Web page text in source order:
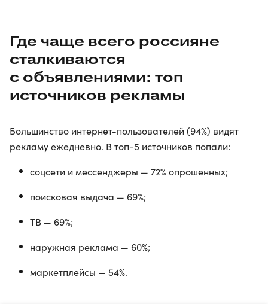
Где чаще всего россияне
сталкиваются
с объявлениями: топ
источников рекламы
Большинство интернет-пользователей (94%) видят
рекламу ежедневно. В топ-5 источников попали:
соцсети и мессенджеры — 72% опрошенных;
поисковая выдача — 69%;
ТВ — 69%;
наружная реклама — 60%;
маркетплейсы — 54%.